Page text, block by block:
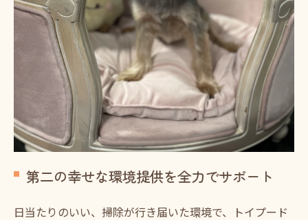
第二の幸せな環境提供を全力でサポート
日当たりのいい、掃除が行き届いた環境で、トイプード